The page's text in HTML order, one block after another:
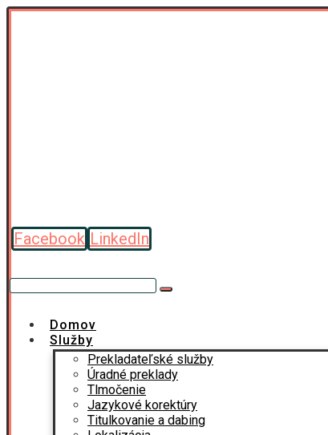
Facebook LinkedIn
Domov
Služby
Prekladateľské služby
Úradné preklady
Tlmočenie
Jazykové korektúry
Titulkovanie a dabing